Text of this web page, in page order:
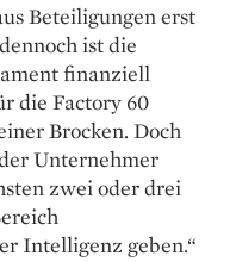
Beteiligungen erst
ist die
finanziell
die Factory 60
Brocken. Doch
Unternehmer
zwei oder drei
Intelligenz geben.“